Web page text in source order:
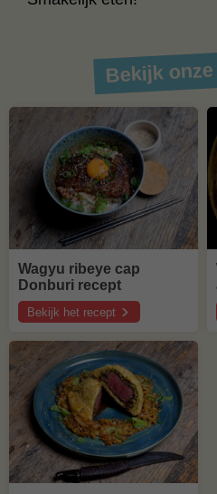
Bekijk
Wagyu ribeye cap
Donburi recept
Bekijk het recept
over
ribeye
cap
Donburi
recept